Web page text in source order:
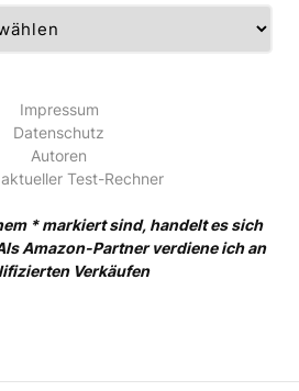
Impressum
Datenschutz
Autoren
Test-Rechner
* markiert sind, handelt es sich
Amazon-Partner verdiene ich an
Verkäufen